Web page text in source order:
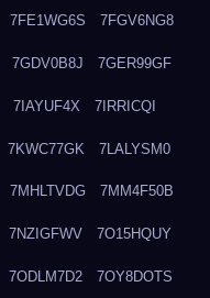
7FE1WG6S 7FGV6NG8
7GDV0B8J 7GER99GF
7IAYUF4X 7IRRICQI
7KWC77GK 7LALYSM0
7MHLTVDG 7MM4F50B
7NZIGFWV 7O15HQUY
7ODLM7D2 7OY8DOTS